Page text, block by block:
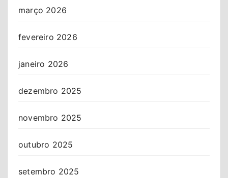
março 2026
fevereiro 2026
janeiro 2026
dezembro 2025
novembro 2025
outubro 2025
setembro 2025